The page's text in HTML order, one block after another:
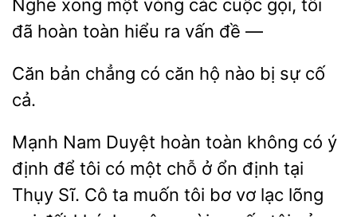
Nghe xong một vòng các cuộc gọi, tôi
đã hoàn toàn
ra vấn
Căn bản chẳng có nào bị
cố
cả.
Mạnh Nam Duyệt hoàn toàn không có ý
định để tôi có một chỗ ở ổn định tại
Thụy Sĩ. Cô ta
tôi
vơ lạc lõng